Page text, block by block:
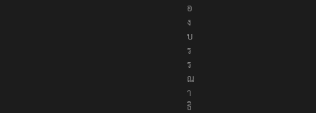
อ
ง
บ
ร
ร
ณ
า
ธิ